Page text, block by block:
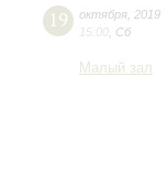
19 октября 2019
15:00 Сб
Малый зал